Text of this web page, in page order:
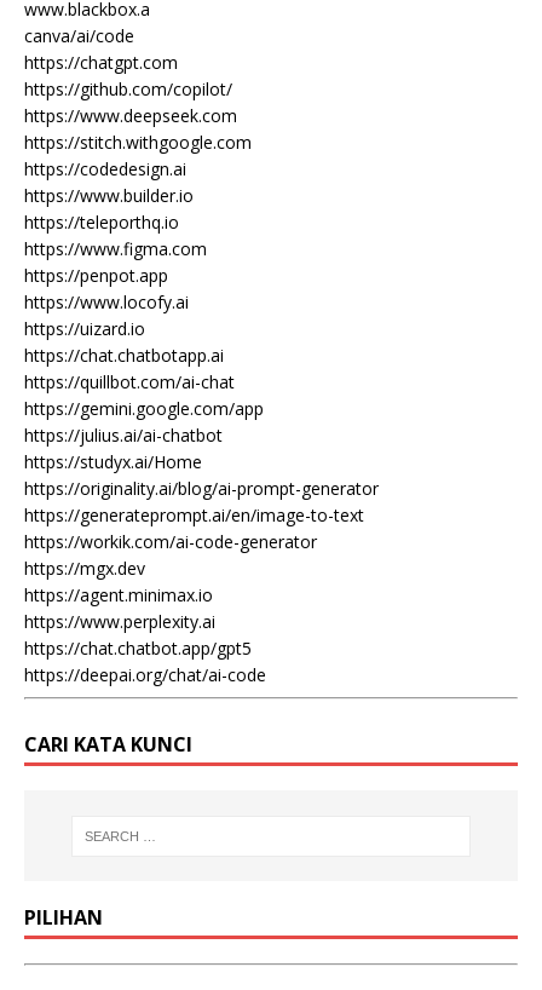
www.blackbox.a
canva/ai/code
https://chatgpt.com
https://github.com/copilot/
https://www.deepseek.com
https://stitch.withgoogle.com
https://codedesign.ai
https://www.builder.io
https://teleporthq.io
https://www.figma.com
https://penpot.app
https://www.locofy.ai
https://uizard.io
https://chat.chatbotapp.ai
https://quillbot.com/ai-chat
https://gemini.google.com/app
https://julius.ai/ai-chatbot
https://studyx.ai/Home
https://originality.ai/blog/ai-prompt-generator
https://generateprompt.ai/en/image-to-text
https://workik.com/ai-code-generator
https://mgx.dev
https://agent.minimax.io
https://www.perplexity.ai
https://chat.chatbot.app/gpt5
https://deepai.org/chat/ai-code
CARI KATA KUNCI
PILIHAN